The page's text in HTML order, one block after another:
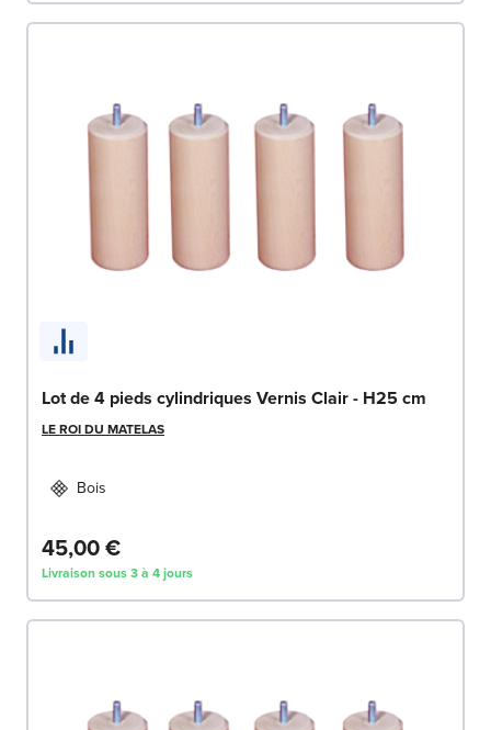
Lot de 4 pieds cylindriques Vernis Clair - H25 cm
LE ROI DU MATELAS
Bois
45,00 €
Livraison sous 3 à 4 jours